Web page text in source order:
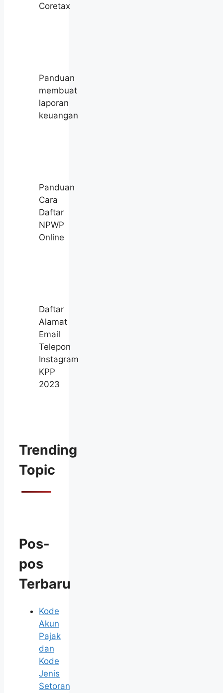
Coretax
Panduan
membuat
laporan
keuangan
Panduan
Cara
Daftar
NPWP
Online
Daftar
Alamat
Email
Telepon
Instagram
KPP
2023
Trending
Topic
Pos-
pos
Terbaru
Kode
Akun
Pajak
dan
Kode
Jenis
Setoran